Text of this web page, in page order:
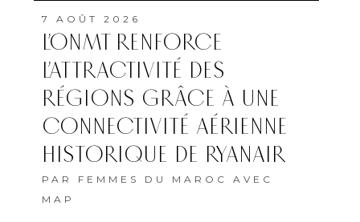
7 AOÛT 2026
L’ONMT RENFORCE
L’ATTRACTIVITÉ DES
RÉGIONS GRÂCE À UNE
CONNECTIVITÉ AÉRIENNE
HISTORIQUE DE RYANAIR
PAR FEMMES DU MAROC AVEC
MAP